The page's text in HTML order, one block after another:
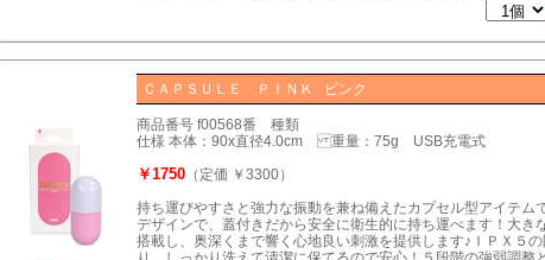
ＣＡＰＳＵＬＥ ＰＩＮＫ ピンク
商品番号 f00568番 種類
仕様 本体：90x直径4.0cm 重量：75g USB充電式
￥1750 （定価 ￥3300）
持ち運びやすさと強力な振動を兼ね備えたカプセル型アイテム
デザインで、蓋付きだから安全に衛生的に持ち運べます！大き
搭載し、奥深くまで響く心地良い刺激を提供します♪ＩＰＸ５